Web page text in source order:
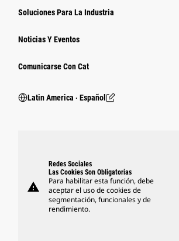
Soluciones Para La Industria
Noticias Y Eventos
Comunicarse Con Cat
Latin America ‧ Español
warning
Redes Sociales
Las Cookies Son Obligatorias
Para habilitar esta función, debe
aceptar el uso de cookies de
segmentación, funcionales y de
rendimiento.